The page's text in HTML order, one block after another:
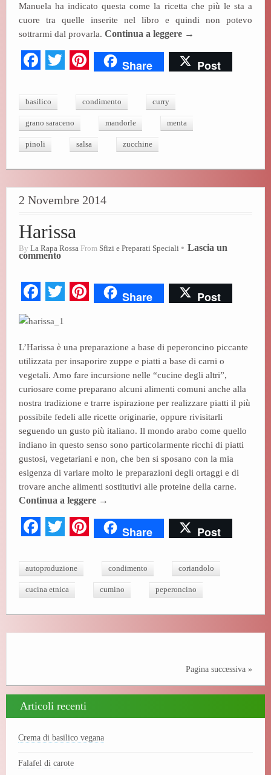
Manuela ha indicato questa come la ricetta che più le sta a
cuore tra quelle inserite nel libro e quindi non potevo
sottrarmi dal provarla. Continua a leggere →
Fa
bo
ok
T
tte
r
Pi
er
t
Share Post
basilico condimento curry
grano saraceno mandorle menta
pinoli salsa zucchine
2 Novembre 2014
Harissa
By La Rapa Rossa From Sfizi e Preparati Speciali Lascia un
commento
Fa
bo
ok
T
r
Pi
es
t
Share Post
L’Harissa è una preparazione a base di peperoncino piccante
utilizzata per insaporire zuppe e piatti a base di carni o
vegetali. Amo fare incursione nelle “cucine degli altri”,
curiosare come preparano alcuni alimenti comuni anche alla
nostra tradizione e trarre ispirazione per realizzare piatti il più
possibile fedeli alle ricette originarie, oppure rivisitarli
seguendo un gusto più italiano. Il mondo arabo come quello
indiano in questo senso sono particolarmente ricchi di piatti
gustosi, vegetariani e non, che ben si sposano con la mia
esigenza di variare molto le preparazioni degli ortaggi e di
trovare anche alimenti sostitutivi alle proteine della carne.
Continua a leggere →
Fa
bo
ok
T
tte
r
Pi
es
t
Share Post
autoproduzione condimento coriandolo
cucina etnica cumino peperoncino
Pagina successiva »
Articoli recenti
Crema di basilico vegana
Falafel di carote